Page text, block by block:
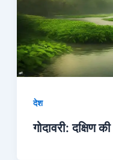
देश
गोदावरी: दक्षिण